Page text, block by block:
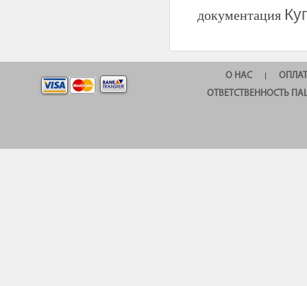
документация
О НАС |
ОТВЕТСТВЕННОСТЬ